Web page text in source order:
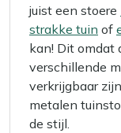
juist een stoere
strakke tuin of
kan! Dit omdat
verschillende
verkrijgbaar
metalen
de stijl.